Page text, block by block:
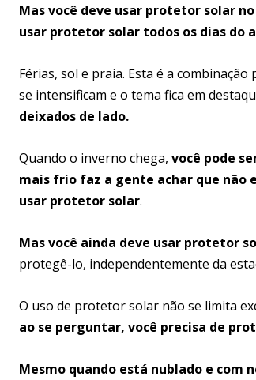
Mas você deve usar protetor solar
usar protetor solar todos os dias do
Férias, sol e praia. Esta é a
se intensificam e o tema fica em
deixados de lado.
Quando o inverno chega, você pode
mais frio faz a gente achar que não
usar protetor solar.
Mas você ainda deve usar protetor
protegê-lo, independentemente da
O uso de protetor solar não se limita
ao se perguntar, você precisa de
Mesmo quando está nublado e com